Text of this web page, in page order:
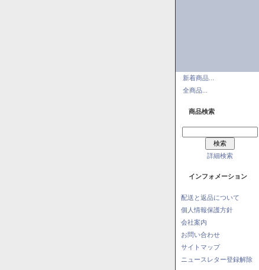
新着商品...
全商品...
商品検索
詳細検索
インフォメーション
配送と返品について
個人情報保護方針
会社案内
お問い合わせ
サイトマップ
ニュースレター登録解除